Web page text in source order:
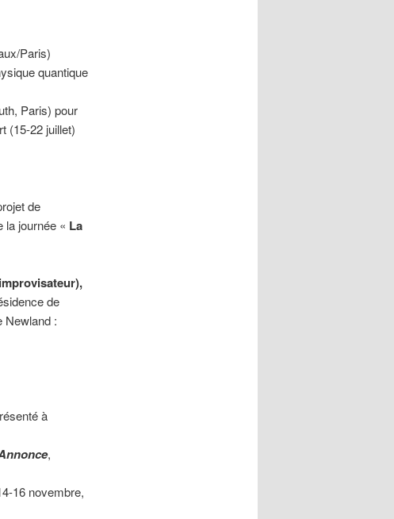
Paris)
quantique
Paris) pour
(15-22 juillet)
de
la journée « La
de
Newland :
à
,
16 novembre,